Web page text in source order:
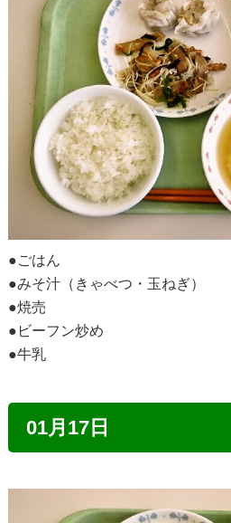
●ごはん
●みそ汁（きゃべつ・玉ねぎ）
●焼売
●ビーフン炒め
●牛乳
01月17日